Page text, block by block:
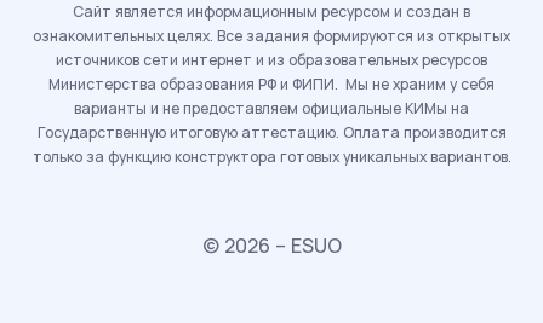
Сайт является информационным ресурсом и создан в
ознакомительных целях. Все задания формируются из открытых
источников сети интернет и из образовательных ресурсов
Министерства образования РФ и ФИПИ. Мы не храним у себя
варианты и не предоставляем официальные КИМы на
Государственную итоговую аттестацию. Оплата производится
только за функцию конструктора готовых уникальных вариантов.
© 2026 – ESUO